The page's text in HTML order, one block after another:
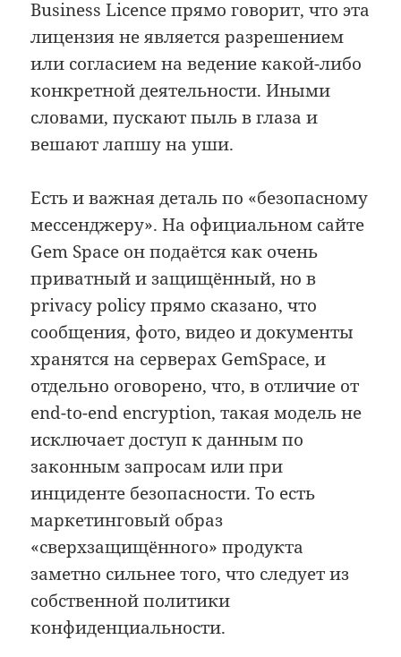
Business Licence прямо говорит, что эта
лицензия не является разрешением
или согласием на ведение какой-либо
конкретной деятельности. Иными
словами, пускают пыль в глаза и
вешают лапшу на уши.
Есть и важная деталь по «безопасному
мессенджеру». На официальном сайте
Gem Space он подаётся как очень
приватный и защищённый, но в
privacy policy прямо сказано, что
сообщения, фото, видео и документы
хранятся на серверах GemSpace, и
отдельно оговорено, что, в отличие от
end-to-end encryption, такая модель не
исключает доступ к данным по
законным запросам или при
инциденте безопасности. То есть
маркетинговый образ
«сверхзащищённого» продукта
заметно сильнее того, что следует из
собственной политики
конфиденциальности.